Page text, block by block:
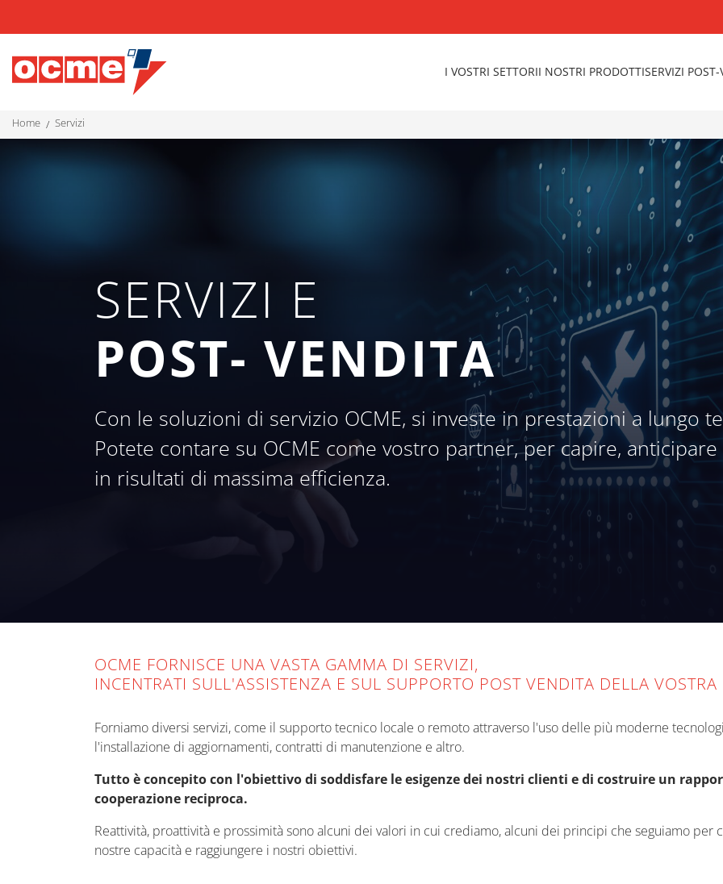
I VOSTRI SETTORII NOSTRI PRODOTTISERVIZI
home servizi
SERVIZI E
POST- VENDITA
Con le soluzioni di servizio OCME, si investe in prestazioni a lungo
Potete contare su OCME come vostro partner, per capire,
in risultati di massima efficienza.
OCME FORNISCE UNA VASTA GAMMA DI SERVIZI,
INCENTRATI SULL'ASSISTENZA E SUL SUPPORTO POST VENDITA DELLA
Forniamo diversi servizi, come il supporto tecnico locale o remoto attraverso l'uso delle più moderne
l'installazione di aggiornamenti, contratti di manutenzione e altro.
Tutto è concepito con l'obiettivo di soddisfare le esigenze dei nostri clienti e di costruire un
cooperazione reciproca.
Reattività, proattività e prossimità sono alcuni dei valori in cui crediamo, alcuni dei principi che seguiamo
nostre capacità e raggiungere i nostri obiettivi.